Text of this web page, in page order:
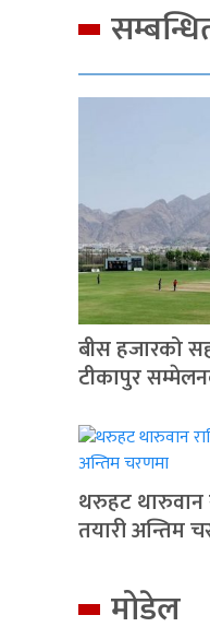
बीस हजारको
टीकापुर
थरुहट थारुवान
तयारी अन्तिम
मोडेल